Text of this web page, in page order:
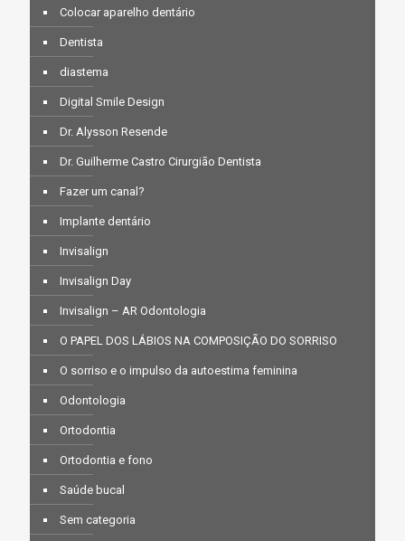
Colocar aparelho dentário
Dentista
diastema
Digital Smile Design
Dr. Alysson Resende
Dr. Guilherme Castro Cirurgião Dentista
Fazer um canal?
Implante dentário
Invisalign
Invisalign Day
Invisalign – AR Odontologia
O PAPEL DOS LÁBIOS NA COMPOSIÇÃO DO SORRISO
O sorriso e o impulso da autoestima feminina
Odontologia
Ortodontia
Ortodontia e fono
Saúde bucal
Sem categoria